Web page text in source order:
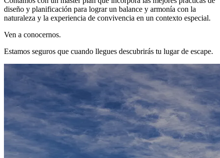
diseño y planificación para lograr un balance y armonía con la
naturaleza y la experiencia de convivencia en un contexto especial.
Ven a conocernos.
Estamos seguros que cuando llegues descubrirás tu lugar de escape.